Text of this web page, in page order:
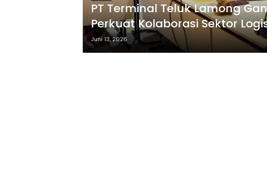
PT Terminal Teluk Lamong
Perkuat Kolaborasi Sektor
Juni 13, 2026